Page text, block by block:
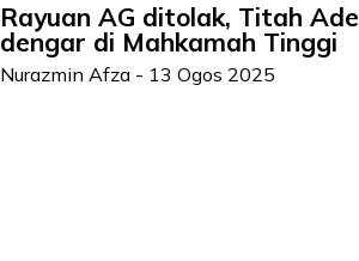
Rayuan AG ditolak, Titah
dengar di Mahkamah Tinggi
Nurazmin Afza - 13 Ogos 2025